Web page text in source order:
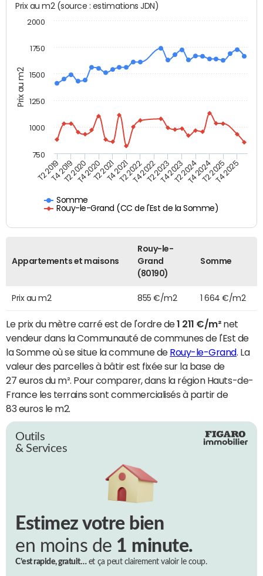
Prix au m2
Prix au m2 (source : estimations JDN)
Somme
Rouy-le-Grand (CC de l'Est de la Somme)
T2 2019T4 2019T2 2020T4 2020T2 2021T4 2021T2 2022T4 2022T2 2023T4 2023T2 2024T4 2024T2 2025T4 2025
750
1000
1250
1500
1750
2000
Appartements et maisons
Rouy-le-
Grand
(80190)
Somme
Prix au m2 855 €/m2 1 664 €/m2
Le prix du mètre carré est de l'ordre de1 211 €/m²net
vendeur dans la Communauté de communes de l'Est de
la Somme où se situe la commune de Rouy-le-Grand . La
valeur des parcelles à bâtir est fixée sur la base de
27 euros du m². Pour comparer, dans la région Hauts-de-
France les terrains sont commercialisés à partir de
83 euros le m2.
Outils
& Services
Estimez votre bien
en moins de 1 minute.
C’est rapide, gratuit…et ça peut clairement valoir le coup.